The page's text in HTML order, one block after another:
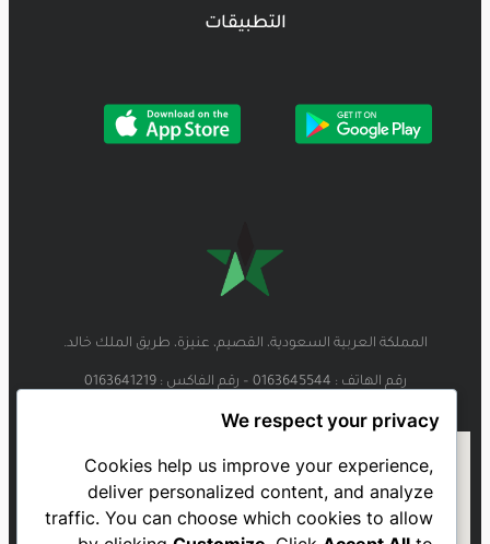
التطبيقات
المملكة العربية السعودية، القصيم، عنيزة، طريق الملك خالد.
رقم الهاتف : 0163645544 – رقم الفاكس : 0163641219
We respect your privacy
Cookies help us improve your experience,
deliver personalized content, and analyze
traffic. You can choose which cookies to allow